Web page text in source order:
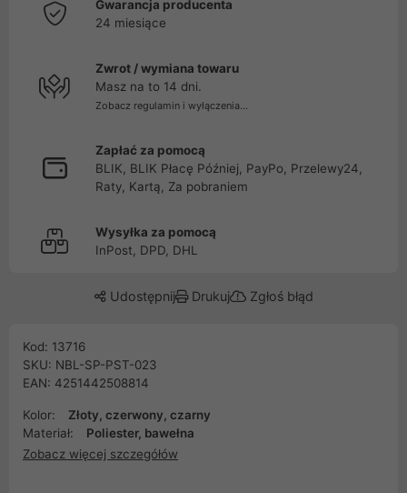
Gwarancja producenta
24 miesiące
Zwrot / wymiana towaru
Masz na to 14 dni.
Zobacz regulamin i wyłączenia...
Zapłać za pomocą
BLIK, BLIK Płacę Później, PayPo, Przelewy24,
Raty, Kartą, Za pobraniem
Wysyłka za pomocą
InPost, DPD, DHL
Udostępnij Drukuj Zgłoś błąd
Kod: 13716
SKU: NBL-SP-PST-023
EAN: 4251442508814
Kolor:
Złoty, czerwony, czarny
Materiał:
Poliester, bawełna
Zobacz więcej szczegółów